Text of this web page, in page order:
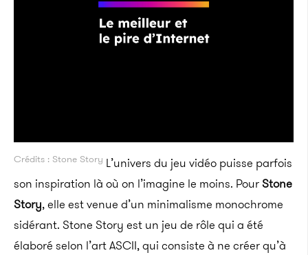
Crédits : Stone Story L’univers du jeu vidéo puisse parfois
son inspiration là où on l’imagine le moins. PourStone
Story, elle est venue d’un minimalisme monochrome
sidérant. Stone Story est un jeu de rôle qui a été
élaboré selon l’art ASCII, qui consiste à ne créer qu’à